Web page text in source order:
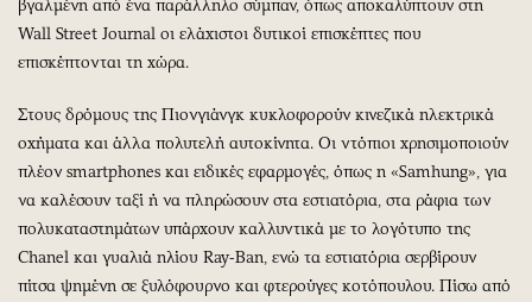
βγαλμένη από ένα παράλληλο σύμπαν, όπως αποκαλύπτουν στη
Wall Street Journal οι ελάχιστοι δυτικοί επισκέπτες που
επισκέπτονται τη χώρα.
Στους δρόμους της Πιονγιάνγκ κυκλοφορούν κινεζικά ηλεκτρικά
οχήματα και άλλα πολυτελή αυτοκίνητα. Οι ντόπιοι χρησιμοποιούν
πλέον smartphones και ειδικές εφαρμογές, όπως η «Samhung», για
να καλέσουν ταξί ή να πληρώσουν στα εστιατόρια, στα ράφια των
πολυκαταστημάτων υπάρχουν καλλυντικά με το λογότυπο της
Chanel και γυαλιά ηλίου Ray-Ban, ενώ τα εστιατόρια σερβίρουν
πίτσα ψημένη σε ξυλόφουρνο και φτερούγες κοτόπουλου. Πίσω από